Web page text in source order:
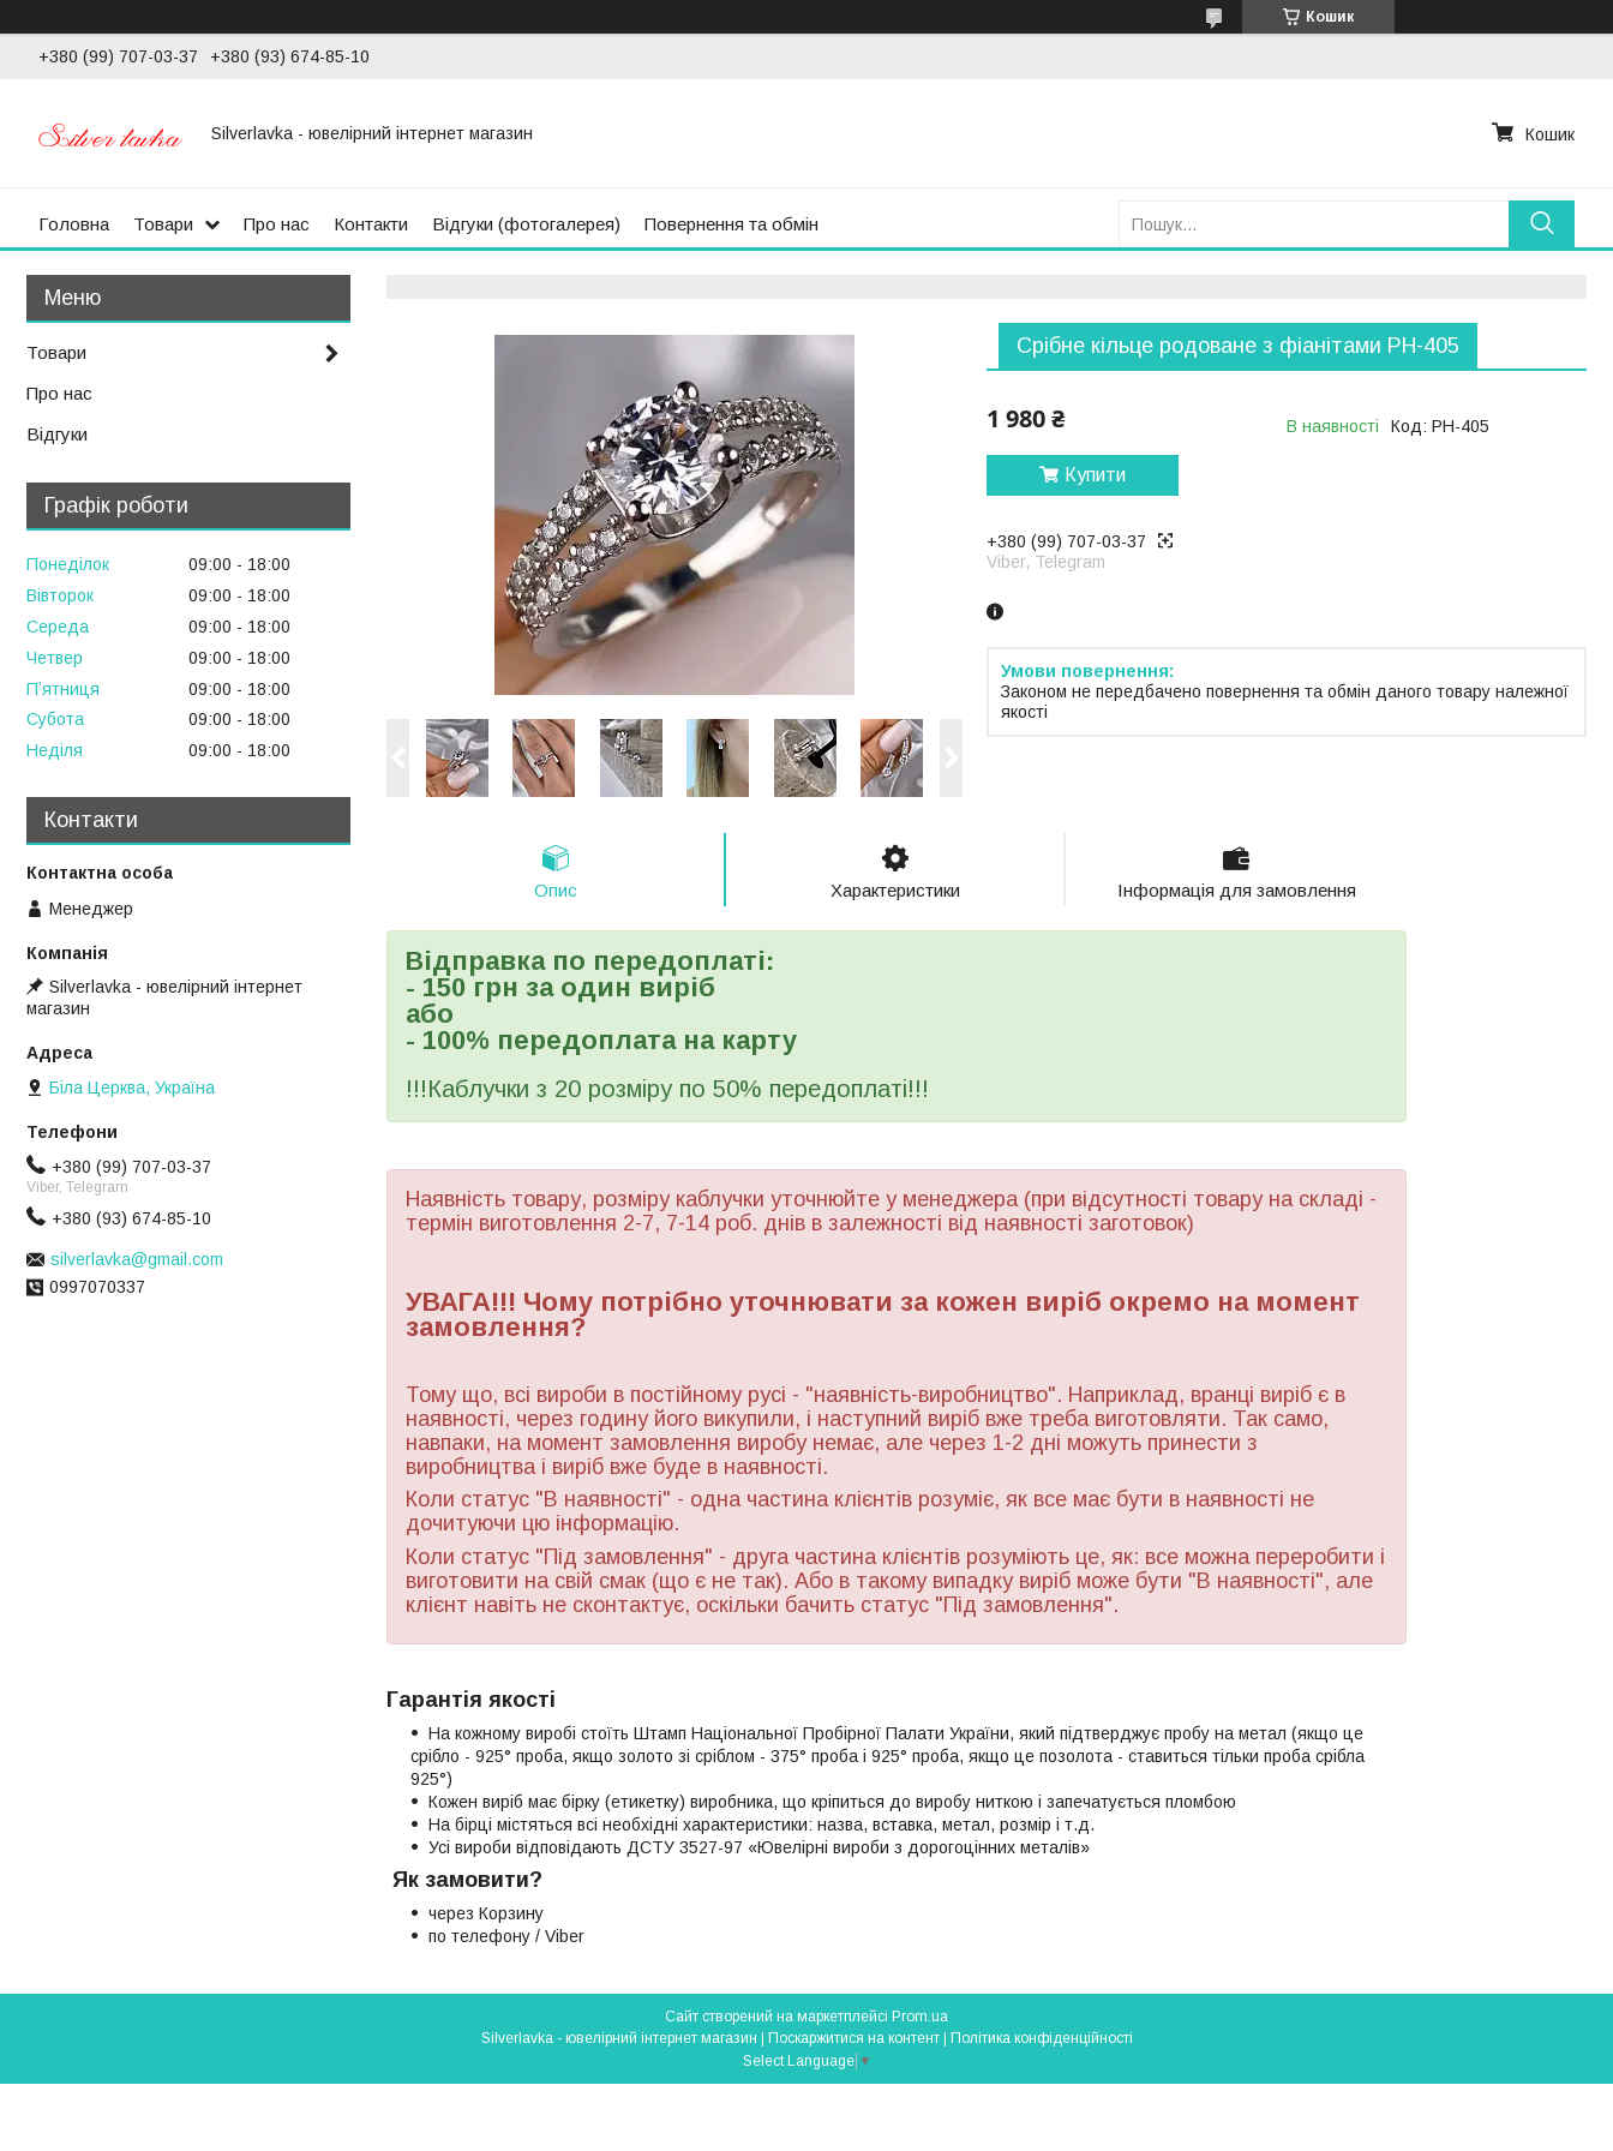
Кошик
+380 (99) 707-03-37 +380 (93) 674-85-10
Silverlavka - ювелірний інтернет магазин Кошик
Головна Товари Про нас Контакти Відгуки (фотогалерея) Повернення та обмін
Срібне кільце родоване з фіанітами РН-405
1 980 ₴ В наявності Код: РН-405
Купити
+380 (99) 707-03-37
Viber, Telegram
Законом не передбачено повернення та обмін даного товару належної
якості
Опис Характеристики Інформація для замовлення
Відправка по передоплаті:
- 150 грн за один виріб
або
- 100% передоплата на карту
!!!Каблучки з 20 розміру по 50% передоплаті!!!
Наявність товару, розміру каблучки уточнюйте у менеджера (при відсутності товару на складі -
термін виготовлення 2-7, 7-14 роб. днів в залежності від наявності заготовок)
УВАГА!!! Чому потрібно уточнювати за кожен виріб окремо на момент
замовлення?
Тому що, всі вироби в постійному русі - "наявність-виробництво". Наприклад, вранці виріб є в
наявності, через годину його викупили, і наступний виріб вже треба виготовляти. Так само,
навпаки, на момент замовлення виробу немає, але через 1-2 дні можуть принести з
виробництва і виріб вже буде в наявності.
Коли статус "В наявності" - одна частина клієнтів розуміє, як все має бути в наявності не
дочитуючи цю інформацію.
Коли статус "Під замовлення" - друга частина клієнтів розуміють це, як: все можна переробити і
виготовити на свій смак (що є не так). Або в такому випадку виріб може бути "В наявності", але
клієнт навіть не сконтактує, оскільки бачить статус "Під замовлення".
Гарантія якості
На кожному виробі стоїть Штамп Національної Пробірної Палати України, який підтверджує пробу на метал (якщо це
срібло - 925° проба, якщо золото зі сріблом - 375° проба і 925° проба, якщо це позолота - ставиться тільки проба срібла
925°)
Кожен виріб має бірку (етикетку) виробника, що кріпиться до виробу ниткою і запечатується пломбою
На бірці містяться всі необхідні характеристики: назва, вставка, метал, розмір і т.д.
Усі вироби відповідають ДСТУ 3527-97 «Ювелірні вироби з дорогоцінних металів»
Як замовити?
через Корзину
по телефону / Viber
Товари
Про нас
Відгуки
Графік роботи
Понеділок 09:00
18:00
Вівторок
09:00
18:00
Середа
09:00
18:00
Четвер
09:00
18:00
Пʼятниця
09:00
18:00
Субота
09:00
18:00
Неділя
09:00 18:00
Контакти
Менеджер
Silverlavka - ювелірний інтернет
магазин
Біла Церква, Україна
+380 (99) 707-03-37
Viber, Telegram
+380 (93) 674-85-10
silverlavka@gmail.com
0997070337
Сайт створений на маркетплейсі Prom.ua
Silverlavka - ювелірний інтернет магазин | Поскаржитися на контент | Політика конфіденційності
Select Language ▼